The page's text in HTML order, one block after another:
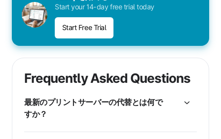
Start your 14-day free trial today
Start Free Trial
Frequently Asked Questions
最新のプリントサーバーの代替とは何で
すか？